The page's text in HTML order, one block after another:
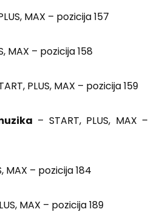
MAX – pozicija 157
MAX – pozicija 158
PLUS, MAX – pozicija 159
– START, PLUS, MAX –
MAX – pozicija 184
MAX – pozicija 189